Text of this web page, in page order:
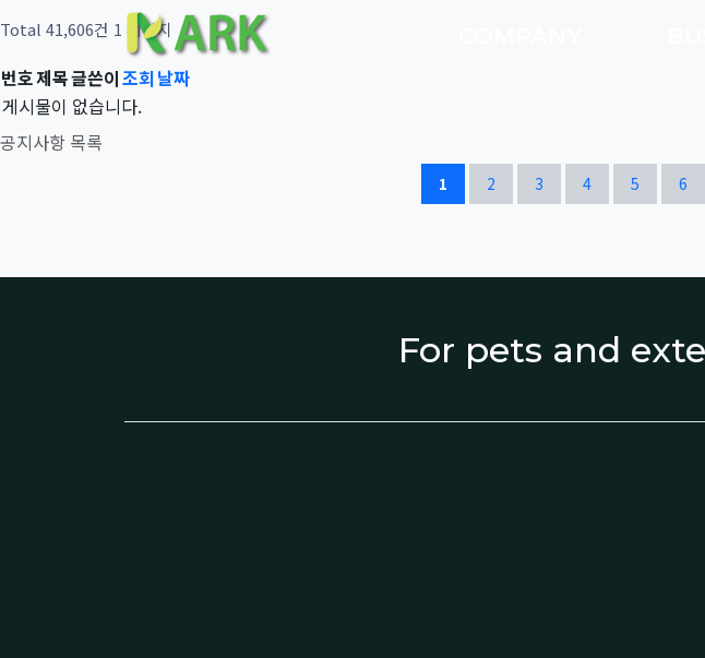
Total 41,606건 1 페이지
공지사항 목록
번호제목글쓴이조회날짜
게시물이 없습니다.
1 2
페이지 3
페이지 4
페이지 5
페이지 6
페이
For pets and